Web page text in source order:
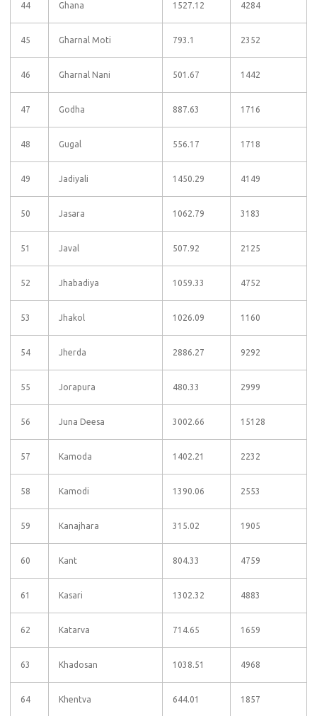
44 Ghana 1527.12 4284
45 Gharnal Moti 793.1 2352
46 Gharnal Nani 501.67 1442
47 Godha 887.63 1716
48 Gugal 556.17 1718
49 Jadiyali 1450.29 4149
50 Jasara 1062.79 3183
51 Javal 507.92 2125
52 Jhabadiya 1059.33 4752
53 Jhakol 1026.09 1160
54 Jherda 2886.27 9292
55 Jorapura 480.33 2999
56 Juna Deesa 3002.66 15128
57 Kamoda 1402.21 2232
58 Kamodi 1390.06 2553
59 Kanajhara 315.02 1905
60 Kant 804.33 4759
61 Kasari 1302.32 4883
62 Katarva 714.65 1659
63 Khadosan 1038.51 4968
64 Khentva 644.01 1857